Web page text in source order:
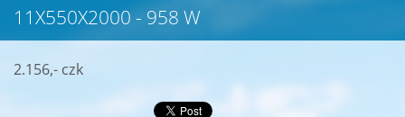
11X550X2000 - 958 W
2.156,- czk